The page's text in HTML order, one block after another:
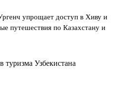
упрощает доступ в Хиву и
путешествия по Казахстану и